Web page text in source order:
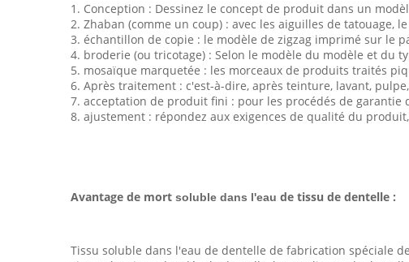
1. Conception : Dessinez le concept de produit dans un
2. Zhaban (comme un coup) : avec les aiguilles de tatouage,
3. échantillon de copie : le modèle de zigzag imprimé sur le
4. broderie (ou tricotage) : Selon le modèle du modèle et du
5. mosaïque marquetée : les morceaux de produits traités
6. Après traitement : c'est-à-dire, après teinture, lavant,
7. acceptation de produit fini : pour les procédés de
8. ajustement : répondez aux exigences de qualité du
Avantage de mort soluble dans l'eau de tissu de dentelle :
Tissu soluble dans l'eau de dentelle de fabrication spéciale